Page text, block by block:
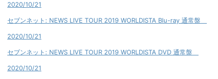
2020/10/21
セブンネット: NEWS LIVE TOUR 2019 WORLDISTA Blu-ray 通常盤
2020/10/21
セブンネット: NEWS LIVE TOUR 2019 WORLDISTA DVD 通常盤
2020/10/21